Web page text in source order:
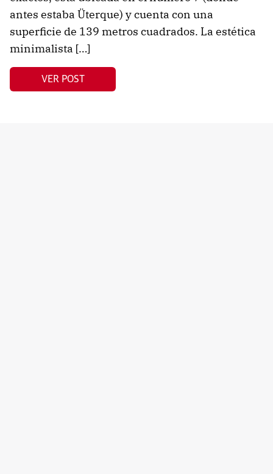
antes estaba Üterque) y cuenta con una
superficie de 139 metros cuadrados. La estética
minimalista […]
VER POST